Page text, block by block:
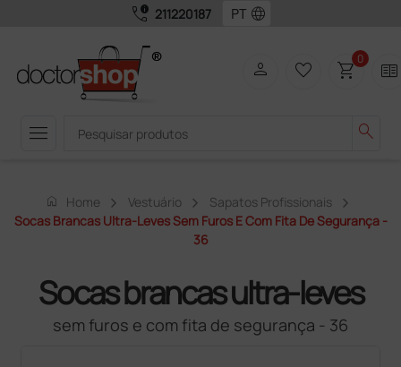
call_quality 211220187 language
menu search
person favorite_border shopping_cart0 two_pager
home Home Vestuário
Sapatos Profissionais
Socas Brancas Ultra-Leves Sem Furos E Com Fita De Segurança -
36
Socas brancas ultra-leves
sem furos e com fita de segurança - 36